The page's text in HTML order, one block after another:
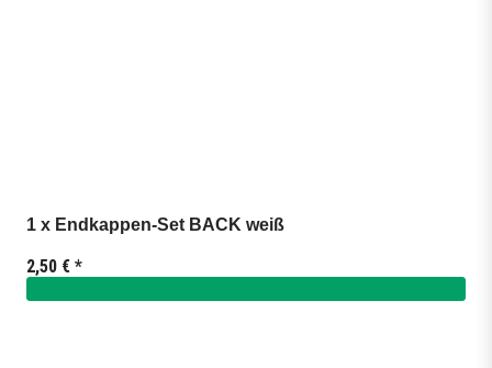
1 x Endkappen-Set BACK weiß
2,50 € *